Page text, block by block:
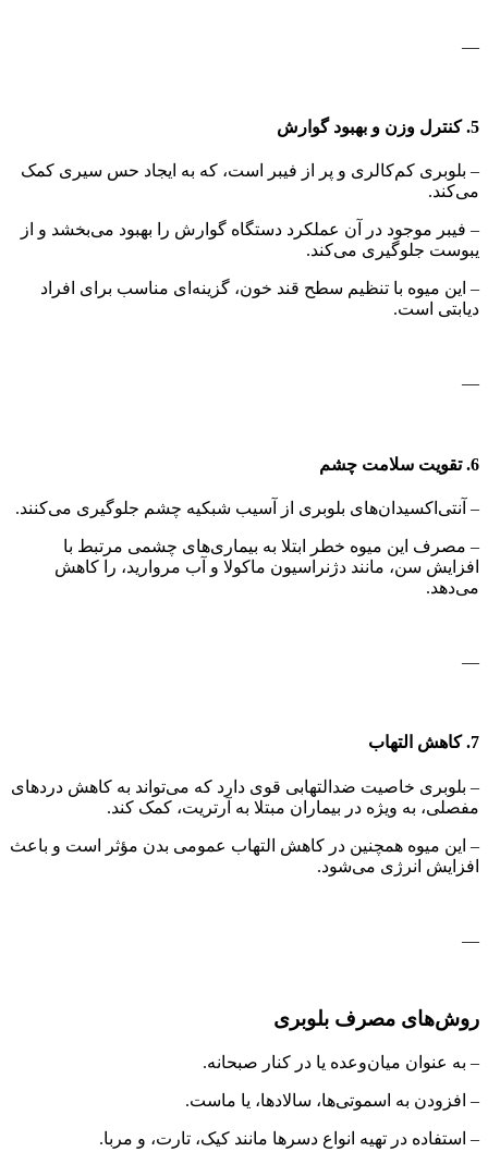
—
5. کنترل وزن و بهبود گوارش
– بلوبری کم‌کالری و پر از فیبر است، که به ایجاد حس سیری کمک
می‌کند.
– فیبر موجود در آن عملکرد دستگاه گوارش را بهبود می‌بخشد و از
یبوست جلوگیری می‌کند.
– این میوه با تنظیم سطح قند خون، گزینه‌ای مناسب برای افراد
دیابتی است.
—
6. تقویت سلامت چشم
– آنتی‌اکسیدان‌های بلوبری از آسیب شبکیه چشم جلوگیری می‌کنند.
– مصرف این میوه خطر ابتلا به بیماری‌های چشمی مرتبط با
افزایش سن، مانند دژنراسیون ماکولا و آب مروارید، را کاهش
می‌دهد.
—
7. کاهش التهاب
– بلوبری خاصیت ضدالتهابی قوی دارد که می‌تواند به کاهش دردهای
مفصلی، به ویژه در بیماران مبتلا به آرتریت، کمک کند.
– این میوه همچنین در کاهش التهاب عمومی بدن مؤثر است و باعث
افزایش انرژی می‌شود.
—
روش‌های مصرف بلوبری
– به عنوان میان‌وعده یا در کنار صبحانه.
– افزودن به اسموتی‌ها، سالادها، یا ماست.
– استفاده در تهیه انواع دسرها مانند کیک، تارت، و مربا.